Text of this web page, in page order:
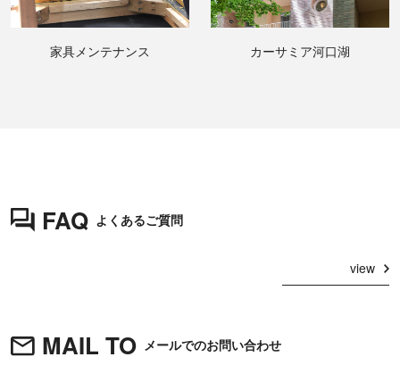
家具メンテナンス カーサミア河口湖
FAQ よくあるご質問
view
MAIL TO メールでのお問い合わせ